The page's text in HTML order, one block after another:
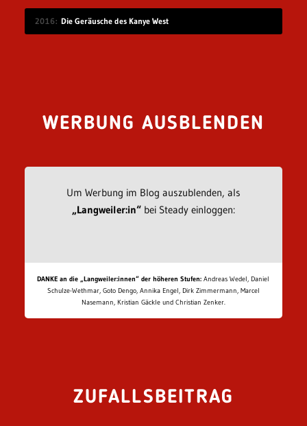
2016 Die Geräusche des Kanye West
WERBUNG AUSBLENDEN
Um Werbung im Blog auszublenden, als
„Langweiler:in“bei Steady einloggen:
DANKE an die „Langweiler:innen“ der höheren Stufen: Andreas Wedel, Daniel
Schulze-Wethmar, Goto Dengo, Annika Engel, Dirk Zimmermann, Marcel
Nasemann, Kristian Gäckle und Christian Zenker.
ZUFALLSBEITRAG